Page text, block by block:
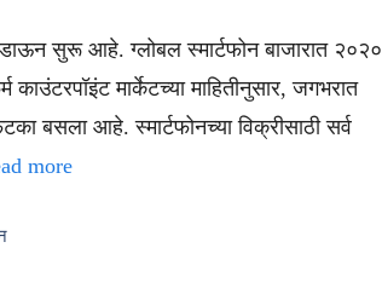
सुरू आहे. ग्लोबल स्मार्टफोन बाजारात २०२०
काउंटरपॉइंट मार्केटच्या माहितीनुसार, जगभरात
बसला आहे. स्मार्टफोनच्या विक्रीसाठी सर्व
more